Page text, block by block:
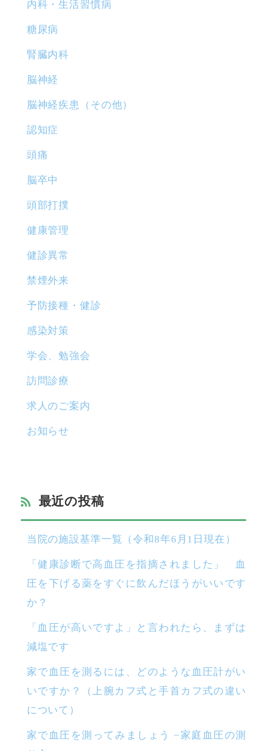
内科・生活習慣病
糖尿病
腎臓内科
脳神経
脳神経疾患（その他）
認知症
頭痛
脳卒中
頭部打撲
健康管理
健診異常
禁煙外来
予防接種・健診
感染対策
学会、勉強会
訪問診療
求人のご案内
お知らせ
最近の投稿
当院の施設基準一覧（令和8年6月1日現在）
「健康診断で高血圧を指摘されました」 血
圧を下げる薬をすぐに飲んだほうがいいです
か？
「血圧が高いですよ」と言われたら、まずは
減塩です
家で血圧を測るには、どのような血圧計がい
いですか？（上腕カフ式と手首カフ式の違い
について）
家で血圧を測ってみましょう −家庭血圧の測